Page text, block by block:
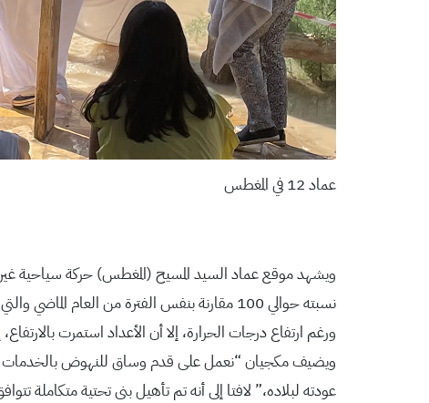
عماد 12 في المغطس
نسبته حوالي 100 مقارنة بنفس الفترة من العام الماضي والتي بلغ عدد زوارها حوالي 62 الف زائر، وبارتفاع زاد على 35 % مقارنة بأفضل عام قبل جائحة كورونا.
ورغم ارتفاع درجات الحرارة، إلا أن الأعداد استمرت بالارتفاع، إذ بلغ عدد الزوار لشهر حزيران
ويضيف مكجيان “نعمل على قدم وساق للنهوض بالخدمات
عودته لبلاده،” لافتا إلى أنه تم تأهيل بنى تحتية متكاملة